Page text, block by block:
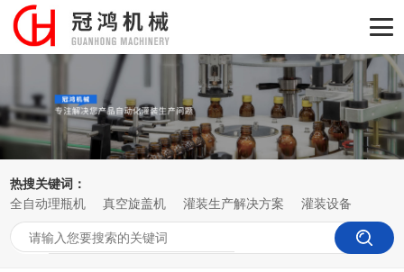
热搜关键词：
全自动理瓶机
真空旋盖机 灌装生产解决方案 灌装设备